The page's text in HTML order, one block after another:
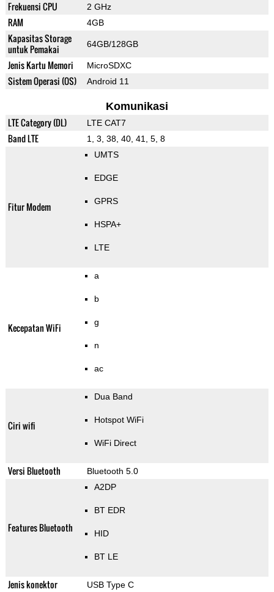
Frekuensi CPU 2 GHz
RAM 4GB
Kapasitas Storage
untuk Pemakai
64GB/128GB
Jenis Kartu Memori MicroSDXC
Sistem Operasi (OS) Android 11
Komunikasi
LTE Category (DL) LTE CAT7
Band LTE 1, 3, 38, 40, 41, 5, 8
Fitur Modem
UMTS
EDGE
GPRS
HSPA+
LTE
Kecepatan WiFi
a
b
g
n
ac
Ciri wifi
Dua Band
Hotspot WiFi
WiFi Direct
Versi Bluetooth Bluetooth 5.0
Features Bluetooth
A2DP
BT EDR
HID
BT LE
Jenis konektor USB Type C